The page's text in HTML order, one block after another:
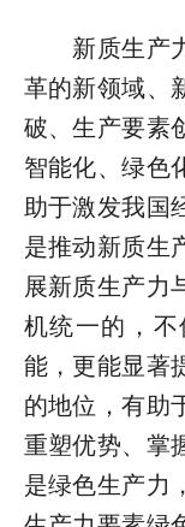
新质生产力
革的新领域、
破、生产要素
智能化、绿色
助于激发我国
是推动新质生
展新质生产力
机统一的，
能，更能显著
的地位，有助
重塑优势、掌
是绿色生产力